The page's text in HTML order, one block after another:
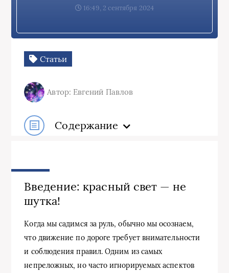
16:49, 2 сентября 2024
Статьи
Автор: Евгений Павлов
Содержание
Введение: красный свет — не
шутка!
Когда мы садимся за руль, обычно мы осознаем,
что движение по дороге требует внимательности
и соблюдения правил. Одним из самых
непреложных, но часто игнорируемых аспектов